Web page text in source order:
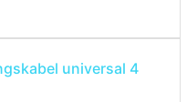
universal 4